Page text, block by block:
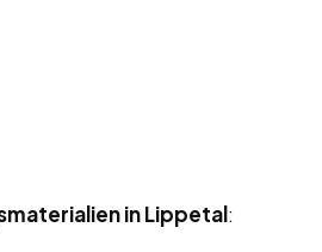
in Lippetal: